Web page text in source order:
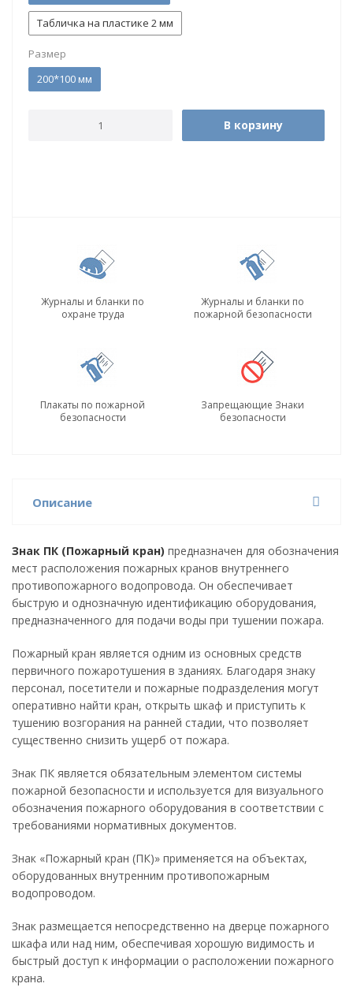
Табличка на пластике 2 мм
Размер
200*100 мм
В корзину
Журналы и бланки по
охране труда
Журналы и бланки по
пожарной безопасности
Плакаты по пожарной
безопасности
Запрещающие Знаки
безопасности
Описание
Знак ПК (Пожарный кран) предназначен для обозначения
мест расположения пожарных кранов внутреннего
противопожарного водопровода. Он обеспечивает
быструю и однозначную идентификацию оборудования,
предназначенного для подачи воды при тушении пожара.
Пожарный кран является одним из основных средств
первичного пожаротушения в зданиях. Благодаря знаку
персонал, посетители и пожарные подразделения могут
оперативно найти кран, открыть шкаф и приступить к
тушению возгорания на ранней стадии, что позволяет
существенно снизить ущерб от пожара.
Знак ПК является обязательным элементом системы
пожарной безопасности и используется для визуального
обозначения пожарного оборудования в соответствии с
требованиями нормативных документов.
Знак «Пожарный кран (ПК)» применяется на объектах,
оборудованных внутренним противопожарным
водопроводом.
Знак размещается непосредственно на дверце пожарного
шкафа или над ним, обеспечивая хорошую видимость и
быстрый доступ к информации о расположении пожарного
крана.